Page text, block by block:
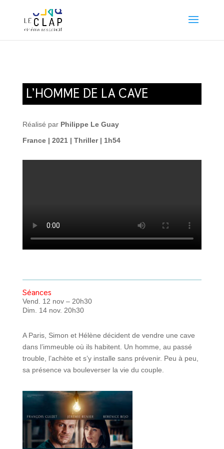
L’HOMME DE LA CAVE
Réalisé par Philippe Le Guay
France | 2021 | Thriller | 1h54
Séances
Vend. 12 nov – 20h30
Dim. 14 nov. 20h30
A Paris, Simon et Hélène décident de vendre une cave
dans l’immeuble où ils habitent. Un homme, au passé
trouble, l’achète et s’y installe sans prévenir. Peu à peu,
sa présence va bouleverser la vie du couple.